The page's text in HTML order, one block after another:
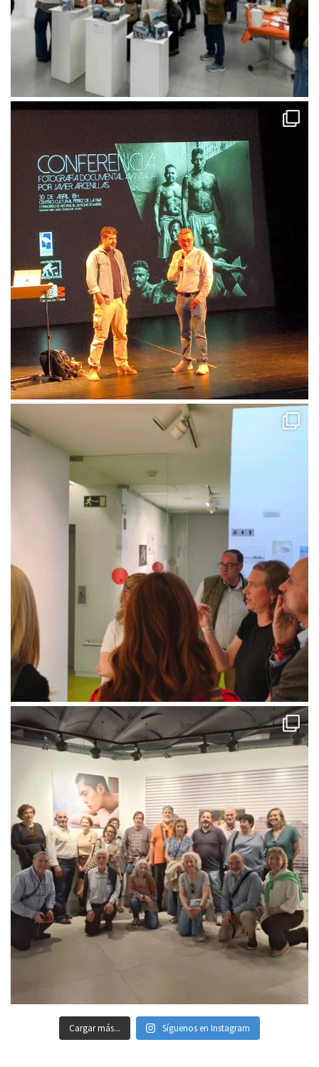
Cargar más... Síguenos en Instagram